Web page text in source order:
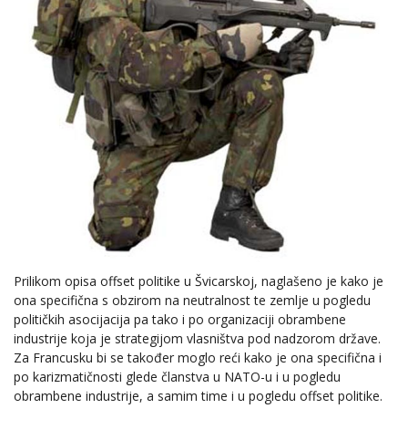
Prilikom opisa offset politike u Švicarskoj, naglašeno je kako je
ona specifična s obzirom na neutralnost te zemlje u pogledu
političkih asocijacija pa tako i po organizaciji obrambene
industrije koja je strategijom vlasništva pod nadzorom države.
Za Francusku bi se također moglo reći kako je ona specifična i
po karizmatičnosti glede članstva u NATO-u i u pogledu
obrambene industrije, a samim time i u pogledu offset politike.